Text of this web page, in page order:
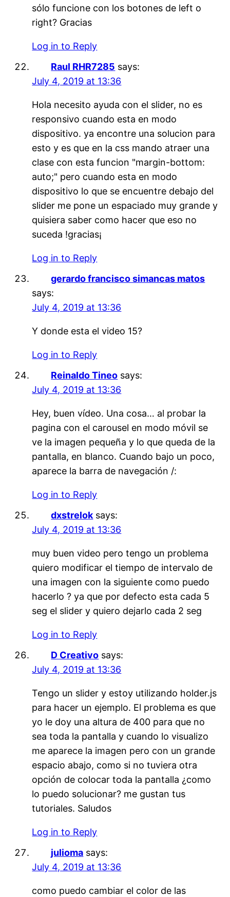
sólo funcione con los botones de left o
right? Gracias
Log in to Reply
Raul RHR7285 says:
July 4, 2019 at 13:36
Hola necesito ayuda con el slider, no es
responsivo cuando esta en modo
dispositivo. ya encontre una solucion para
esto y es que en la css mando atraer una
clase con esta funcion "margin-bottom:
auto;" pero cuando esta en modo
dispositivo lo que se encuentre debajo del
slider me pone un espaciado muy grande y
quisiera saber como hacer que eso no
suceda !gracias¡
Log in to Reply
gerardo francisco simancas matos
says:
July 4, 2019 at 13:36
Y donde esta el video 15?
Log in to Reply
Reinaldo Tineo says:
July 4, 2019 at 13:36
Hey, buen vídeo. Una cosa… al probar la
pagina con el carousel en modo móvil se
ve la imagen pequeña y lo que queda de la
pantalla, en blanco. Cuando bajo un poco,
aparece la barra de navegación /:
Log in to Reply
dxstrelok says:
July 4, 2019 at 13:36
muy buen video pero tengo un problema
quiero modificar el tiempo de intervalo de
una imagen con la siguiente como puedo
hacerlo ? ya que por defecto esta cada 5
seg el slider y quiero dejarlo cada 2 seg
Log in to Reply
D Creativo says:
July 4, 2019 at 13:36
Tengo un slider y estoy utilizando holder.js
para hacer un ejemplo. El problema es que
yo le doy una altura de 400 para que no
sea toda la pantalla y cuando lo visualizo
me aparece la imagen pero con un grande
espacio abajo, como si no tuviera otra
opción de colocar toda la pantalla ¿como
lo puedo solucionar? me gustan tus
tutoriales. Saludos
Log in to Reply
julioma says:
July 4, 2019 at 13:36
como puedo cambiar el color de las